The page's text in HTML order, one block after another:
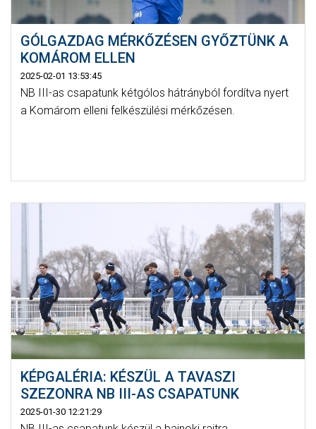
GÓLGAZDAG MÉRKŐZÉSEN GYŐZTÜNK A
KOMÁROM ELLEN
2025-02-01 13:53:45
NB III-as csapatunk kétgólos hátrányból fordítva nyert
a Komárom elleni felkészülési mérkőzésen.
KÉPGALÉRIA: KÉSZÜL A TAVASZI
SZEZONRA NB III-AS CSAPATUNK
2025-01-30 12:21:29